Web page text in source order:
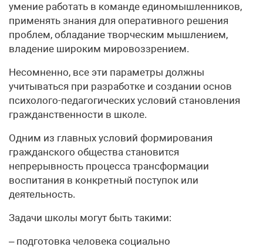
умение работать в команде единомышленников,
применять знания для оперативного решения
проблем, обладание творческим мышлением,
владение широким мировоззрением.
Несомненно, все эти параметры должны
учитываться при разработке и создании основ
психолого-педагогических условий становления
гражданственности в школе.
Одним из главных условий формирования
гражданского общества становится
непрерывность процесса трансформации
воспитания в конкретный поступок или
деятельность.
Задачи школы могут быть такими:
– подготовка человека социально